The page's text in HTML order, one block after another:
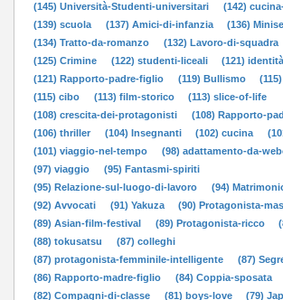
(145) Università-Studenti-universitari
(142)
(139) scuola
(137) Amici-di-infanzia
(136)
(134) Tratto-da-romanzo
(132) Lavoro-di-squadra
(125) Crimine
(122) studenti-liceali
(121)
(121) Rapporto-padre-figlio
(119) Bullismo
(115) cibo
(113) film-storico
(113) slice-of-life
(108) crescita-dei-protagonisti
(108) Rapporto-
(106) thriller
(104) Insegnanti (102) cucina
(101) viaggio-nel-tempo
(98) adattamento-da-
(97) viaggio
(95) Fantasmi-spiriti
(95) Relazione-sul-luogo-di-lavoro
(94)
(92) Avvocati
(91) Yakuza
(90) Protagonista-
(89) Asian-film-festival
(89) Protagonista-ricco
(88) tokusatsu
(87) colleghi
(87) protagonista-femminile-intelligente
(87)
(86) Rapporto-madre-figlio
(84) Coppia-sposata
(82) Compagni-di-classe
(81) boys-love
(79)